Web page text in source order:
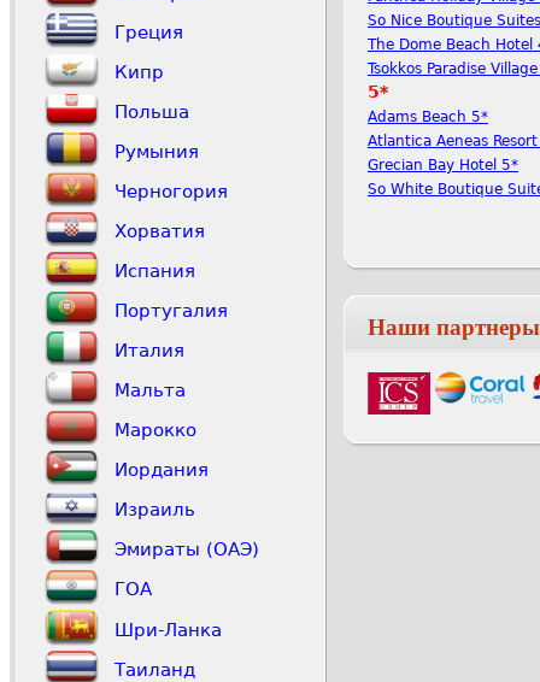
So Nice Boutique
The Dome Beach Hotel
Tsokkos Paradise
5*
Adams Beach 5*
Atlantica Aeneas
Grecian Bay Hotel 5*
So White Boutique
Наши партнеры
Греция
Кипр
Польша
Румыния
Черногория
Хорватия
Испания
Португалия
Италия
Мальта
Марокко
Иордания
Израиль
Эмираты (ОАЭ)
ГОА
Шри-Ланка
Таиланд